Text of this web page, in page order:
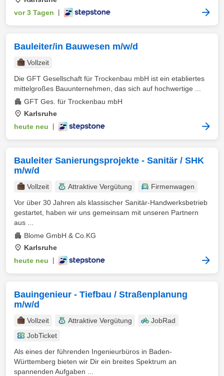
vor 3 Tagen
Bauleiter/in Bauwesen m/w/d
Vollzeit
Die GFT Gesellschaft für Trockenbau mbH ist ein etabliertes
mittelgroßes Bauunternehmen, das sich auf hochwertige ...
GFT Ges. für Trockenbau mbH
Karlsruhe
heute neu
Bauleiter Sanierungsprojekte - Sanitär / SHK
m/w/d
Vollzeit Attraktive Vergütung
Firmenwagen
Vor über 30 Jahren als klassischer Sanitär-Handwerksbetrieb
gestartet, haben wir uns gemeinsam mit unseren Partnern
aus ...
Blome GmbH & Co.KG
Karlsruhe
heute neu
Bauingenieur - Tiefbau / Straßenplanung
m/w/d
Vollzeit Attraktive Vergütung
JobRad
JobTicket
Als eines der führenden Ingenieurbüros in Baden-
Württemberg bieten wir Dir ein breites Spektrum an
spannenden Aufgaben ...